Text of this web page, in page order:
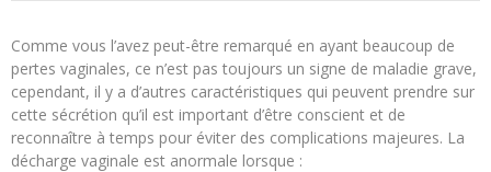
Comme vous l’avez peut-être remarqué en ayant beaucoup de
pertes vaginales, ce n’est pas toujours un signe de maladie grave,
cependant, il y a d’autres caractéristiques qui peuvent prendre sur
cette sécrétion qu’il est important d’être conscient et de
reconnaître à temps pour éviter des complications majeures. La
décharge vaginale est anormale lorsque :